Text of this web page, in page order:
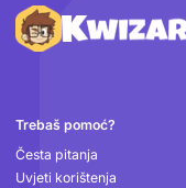
Podnožje
Trebaš pomoć?
Česta pitanja
Uvjeti korištenja